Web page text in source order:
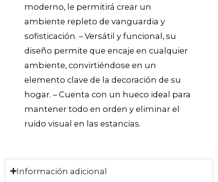
moderno, le permitirá crear un
ambiente repleto de vanguardia y
sofisticación. – Versátil y funcional, su
diseño permite que encaje en cualquier
ambiente, convirtiéndose en un
elemento clave de la decoración de su
hogar. – Cuenta con un hueco ideal para
mantener todo en orden y eliminar el
ruido visual en las estancias.
Información adicional